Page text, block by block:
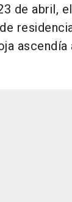
de abril,